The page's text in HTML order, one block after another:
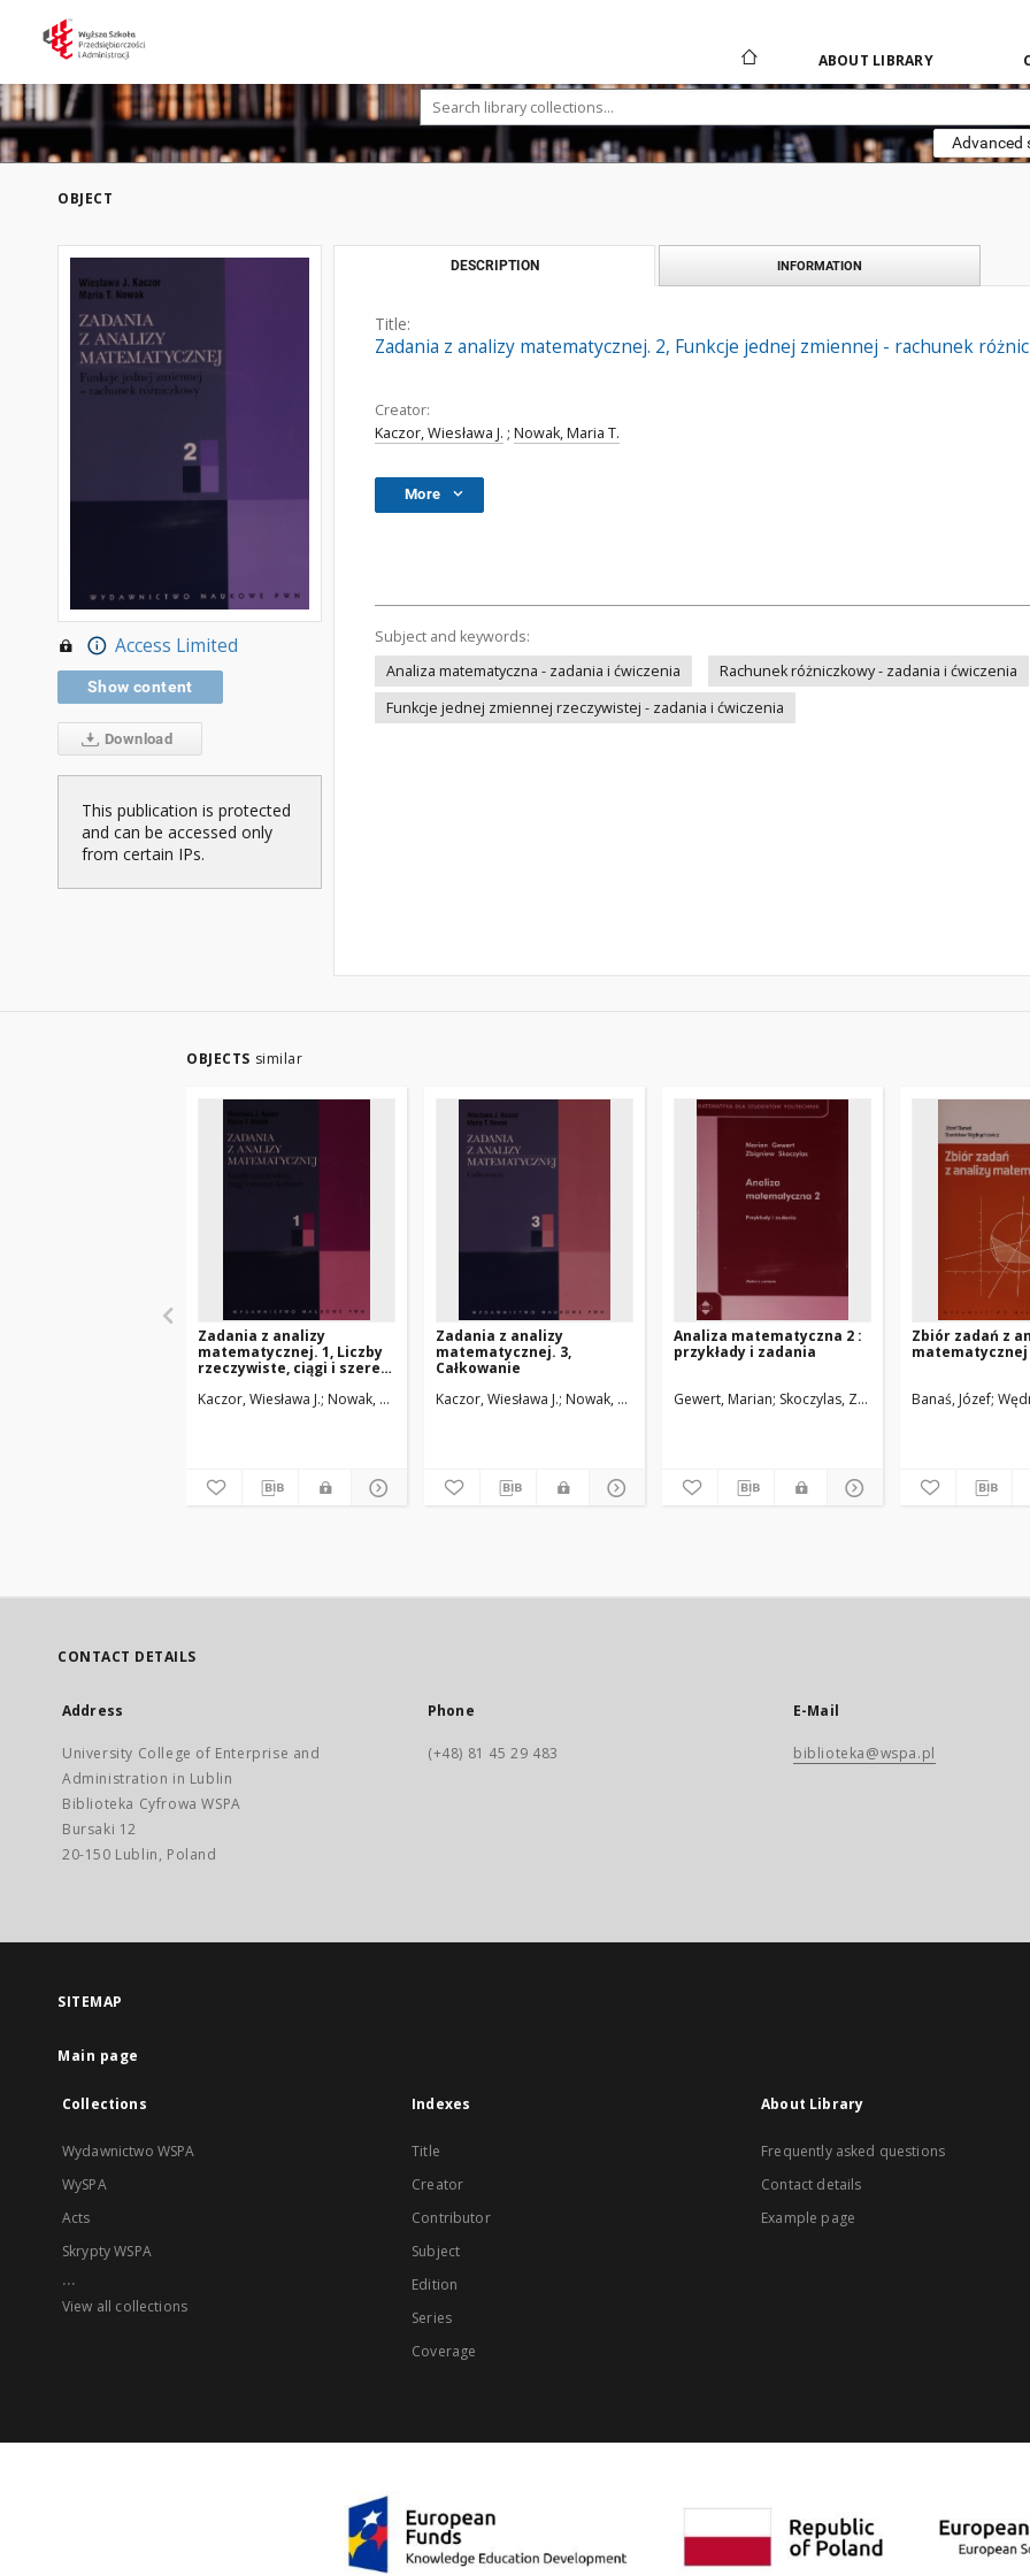
ABOUT LIBRARY
Advanced
OBJECT
Access Limited
Show content
Download
This publication is protected
and can be accessed only
from certain IPs.
DESCRIPTION INFORMATION
Title:
Zadania z analizy matematycznej. 2, Funkcje jednej zmiennej - rachunek
Creator:
Kaczor, Wiesława J. ; Nowak, Maria T.
More
Subject and keywords:
Analiza matematyczna - zadania i ćwiczenia
Rachunek różniczkowy - zadania i ćwiczenia
Funkcje jednej zmiennej rzeczywistej - zadania i ćwiczenia
OBJECTS similar
Zadania z analizy
matematycznej. 1, Liczby
rzeczywiste, ciągi i szeregi
Kaczor, Wiesława J. Nowak, Maria T.
Zadania z analizy
matematycznej. 3,
Całkowanie
Kaczor, Wiesława J. Nowak, Maria T.
Analiza matematyczna 2 :
przykłady i zadania
Gewert, Marian Skoczylas, Zbigniew
Zbiór zadań z
matematycznej
Banaś, Józef
CONTACT DETAILS
Address
University College of Enterprise and
Administration in Lublin
Biblioteka Cyfrowa WSPA
Bursaki 12
20-150 Lublin, Poland
Phone
(+48) 81 45 29 483
E-Mail
biblioteka@wspa.pl
SITEMAP
Main page
Collections
Wydawnictwo WSPA
WySPA
Acts
Skrypty WSPA
...
View all collections
Indexes
Title
Creator
Contributor
Subject
Edition
Series
Coverage
About Library
Frequently asked questions
Contact details
Example page